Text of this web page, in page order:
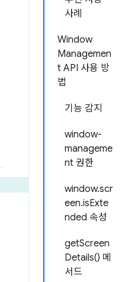
사례
Window
Managemen
t API 사용 방
법
기능 감지
window-
manageme
nt 권한
window.scr
een.isExte
nded 속성
getScreen
Details() 메
서드